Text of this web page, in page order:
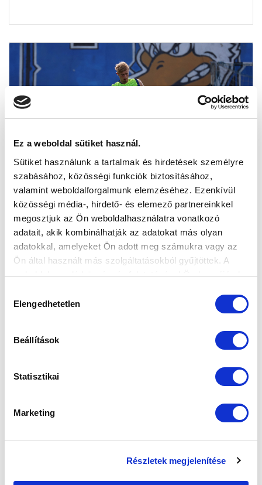
Ez a weboldal sütiket használ.
Sütiket használunk a tartalmak és hirdetések személyre
szabásához, közösségi funkciók biztosításához,
valamint weboldalforgalmunk elemzéséhez. Ezenkívül
közösségi média-, hirdető- és elemező partnereinkkel
megosztjuk az Ön weboldalhasználatra vonatkozó
adatait, akik kombinálhatják az adatokat más olyan
adatokkal, amelyeket Ön adott meg számukra vagy az
Ön által használt más szolgáltatásokból gyűjtöttek. A
weboldalon való böngészés folytatásával Ön hozzájárul a
kiválasztása
Elengedhetetlen
Beállítások
Statisztikai
Marketing
Részletek megjelenítése
MEGKEZDTE A FELKÉSZÜLÉST NB III-AS
CSAPATUNK (GALÉRIA)
2025-06-27 09:14:41
Rekkenő hőségben készülünk a szezonra.
KÉPEKBEN AZ ELSŐ EDZŐMECCS